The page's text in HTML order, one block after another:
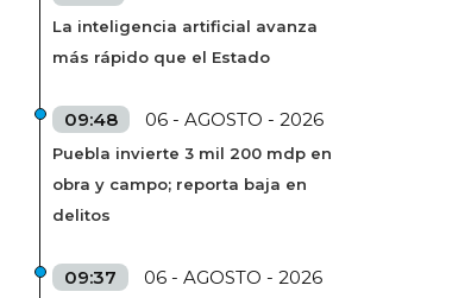
La inteligencia artificial avanza
más rápido que el Estado
09:48 06 - AGOSTO - 2026
Puebla invierte 3 mil 200 mdp en
obra y campo; reporta baja en
delitos
09:37 06 - AGOSTO - 2026